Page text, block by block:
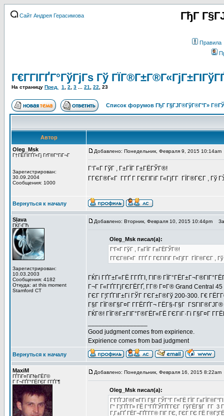
Сайт Андрея Герасимова ГђГ
Правила
Г€Г­ГІГҐГ°ГўГјГѕ Гў
На страницу Пред. 1 2 3 21 22 23
Список форумов ГђГ Г§ГЈГ®ГўГ®Г°Г»
Автор
Oleg_Msk
Г†ГЁГІГҐГ«Гј ГґГ®Г°ГіГ¬Г
Зарегистрирован:
30.09.2004
Сообщения: 1000
Добавлено: Понедельник, Февраля 9, 2015 10:14am
Г‘Г«Г ГўГ , Г±ГЇГ Г±ГЁГЎГ®!
ГГЄГ®Г«Г Г­ГҐ Г ГЄГІГіГ Г«ГјГ­Г ГЇГ®ГЄГ ,
Вернуться к началу
Slava
ГЌГ‹ГЋ
Зарегистрирован:
10.03.2003
Сообщения: 4182
Откуда: at this moment
Stamford CT
Добавлено: Вторник, Февраля 10, 2015 10:44pm
Oleg_Msk писал(а):
Г‘Г«Г ГўГ , Г±ГЇГ Г±ГЁГЎГ®!
ГГЄГ®Г«Г Г­ГҐ Г ГЄГІГіГ Г«ГјГ­Г ГЇГ®ГЄГ ,
ГЌГі ГҐГ±Г«ГЁ Г­ГҐГІ, ГІГ®
Г¬Г Г«ГҐГ­ГјГЄГЁГҐ, Г­Г® Г¤Г® Grand Central 45
ГЄГ Г¦ГҐГІГ±Гї ГЎГ ГЄГ±Г®Гў 200-300. Г€
Г§Г ГЇГ®Г§Г¤Г Г­ГЁГҐГ¬ ГЁГ§-Г§Г
ГЌГ®! ГЇГ®Г±ГІГ°Г®ГЁГ«ГЁ ГЄГіГ·Гі Г§Г¤Г
Good judgment comes from expirience.
Expirience comes from bad judgment
Вернуться к началу
MaxiM
ГЃГіГ¤ГіГ№ГЁГ©
Г Г¬ГҐГ°ГЁГЄГ Г­ГҐГ¶
Добавлено: Понедельник, Февраля 16, 2015 8:22am
Oleg_Msk писал(а):
Г‘ГҐГЈГ®Г¤Г­Гї Г§Г ГЎГ°Г Г«ГЁ ГЇГ
Г“ Г¦ГҐГ­Г» ГЁ Г°ГҐГЎГҐГ­ГЄГ ГўГЁГ§Г Г­Г 3
Г‚Г±ГҐ ГЁГ¬ГҐГ­Г­Г® ГІГ ГЄ, ГЄГ ГЄ ГЁ